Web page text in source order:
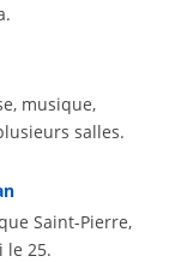
musique,
salles.
Saint-Pierre,
le 25.